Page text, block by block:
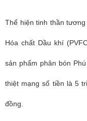
Thể hiện tinh thần
Hóa chất Dầu khí
sản phẩm phân bón
thiệt mạng số tiền là 5
đồng.